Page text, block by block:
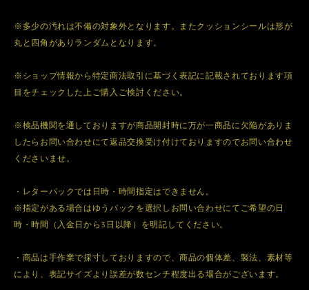
※多少の汚れは不備の対象外となります。またクッションシールは形が
丸と四角がありランダムとなります。
※ショップ情報から特定商法取引に基づく表記に記載されております項
目をチェックした上ご購入ご検討ください。
※検品機関を通しておりますが商品開封時に万が一商品に欠陥がありま
したらお問い合わせにて返品交換受け付けておりますのでお問い合わせ
くださいませ。
・レターパックでは日時・時間指定はできません。
※指定がある場合はゆうパックを選択しお問い合わせにてご希望の日
時・時間（入金日から3日以降）を明記してください。
・商品は手作業で採寸しておりますので、商品の個体差、製法、素材等
により、表記サイズより誤差が数センチ程度出る場合がございます。